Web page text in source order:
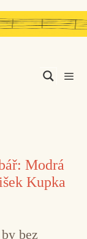
Modrá
Kupka
bez